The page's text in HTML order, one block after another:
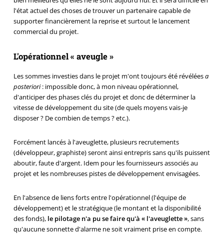
l'état actuel des choses de trouver un partenaire capable de
supporter financièrement la reprise et surtout le lancement
commercial du projet.
L'opérationnel « aveugle »
Les sommes investies dans le projet m'ont toujours été révéléesa
posteriori: impossible donc, à mon niveau opérationnel,
d'anticiper des phases clés du projet et donc de déterminer la
vitesse de développement du site (de quels moyens vais-je
disposer ? De combien de temps ? etc.).
Forcément lancés à l'aveuglette, plusieurs recrutements
(développeur, graphiste) seront ainsi entrepris sans qu'ils puissent
aboutir, faute d'argent. Idem pour les fournisseurs associés au
projet et les nombreuses pistes de développement envisagées.
En l'absence de liens forts entre l'opérationnel (l'équipe de
développement) et le stratégique (le montant et la disponibilité
des fonds), le pilotage n'a pu se faire qu'à « l'aveuglette », sans
qu'aucune sonnette d'alarme ne soit vraiment prise en compte.